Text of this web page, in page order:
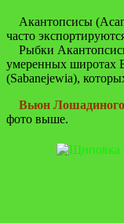
Акантопсисы
часто
Рыбки
умеренных широтах
(Sabanejewia),
Вьюн
фото выше.